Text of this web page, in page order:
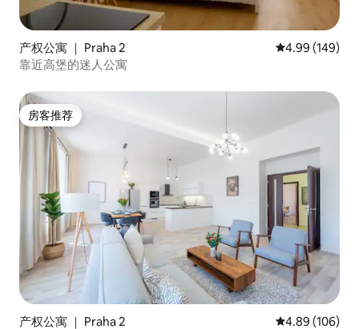
产权公寓 ｜ Praha 2 平均评分 4.99
4.99 (149)
靠近高堡的迷人公寓
房客推荐
房客推荐
产权公寓 ｜ Praha 2 平均评分 4.89
4.89 (106)